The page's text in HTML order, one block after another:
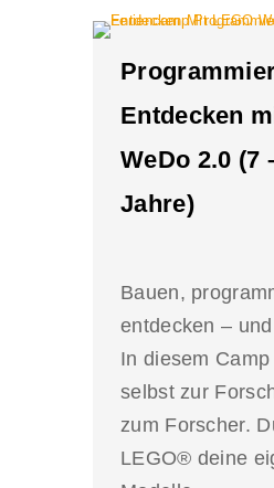
Entdecken
WeDo 2.0 (7
Jahre)
Bauen,
entdecken –
In diesem
selbst zur
zum Forscher.
LEGO® deine